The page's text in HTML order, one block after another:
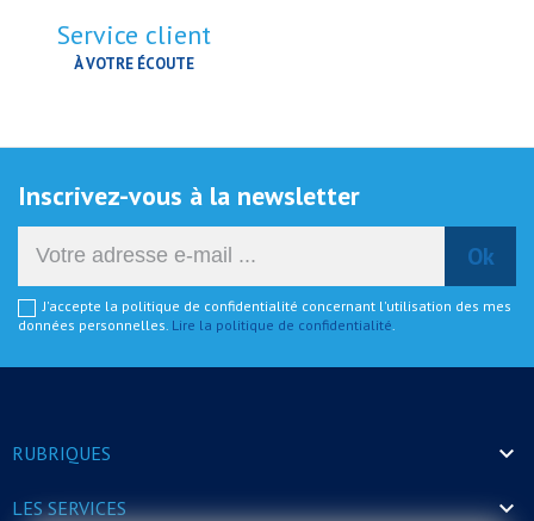
Service client
À VOTRE ÉCOUTE
Inscrivez-vous à la newsletter
J'accepte la politique de confidentialité concernant l'utilisation des mes
données personnelles. Lire la politique de confidentialité
RUBRIQUES 
LES SERVICES 